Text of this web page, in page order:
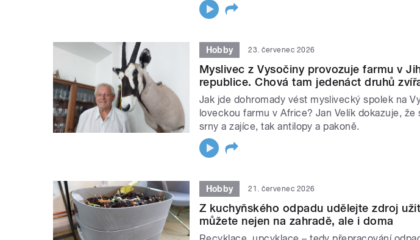
Hobby 23. červenec 2026
Myslivec z Vysočiny provozuje farmu v
republice. Chová tam jedenáct druhů
Jak jde dohromady vést myslivecký spolek na
loveckou farmu v Africe? Jan Velík dokazuje, že
srny a zajíce, tak antilopy a pakoně.
Hobby 21. červenec 2026
Z kuchyňského odpadu udělejte zdroj
můžete nejen na zahradě, ale i doma